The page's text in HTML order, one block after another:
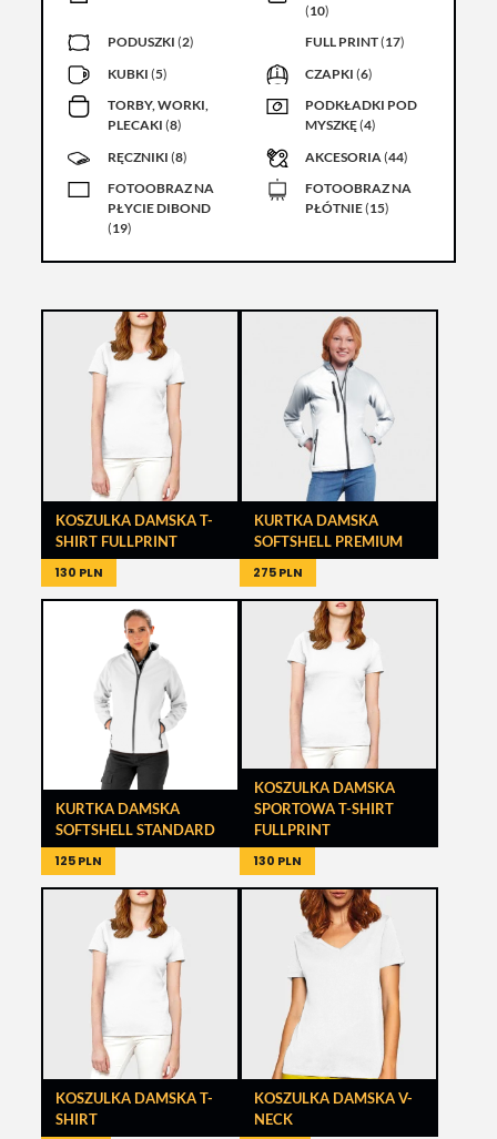
(10)
PODUSZKI (2) FULL PRINT(17)
KUBKI (5) CZAPKI(6)
TORBY, WORKI,
PLECAKI (8)
PODKŁADKI POD
MYSZKĘ(4)
RĘCZNIKI (8) AKCESORIA(44)
FOTOOBRAZ NA
PŁYCIE DIBOND
(19)
FOTOOBRAZ NA
PŁÓTNIE(15)
KOSZULKA DAMSKA T-
SHIRT FULLPRINT
130 PLN
KURTKA DAMSKA
SOFTSHELL PREMIUM
275 PLN
KURTKA DAMSKA
SOFTSHELL STANDARD
125 PLN
KOSZULKA DAMSKA
SPORTOWA T-SHIRT
FULLPRINT
130 PLN
KOSZULKA DAMSKA T-
SHIRT
KOSZULKA DAMSKA V-
NECK